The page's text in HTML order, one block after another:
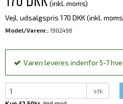
(inkl. moms)
Vejl. udsalgspris 170 DKK(inkl.
Model/Varenr.: 1902496
Varen leveres indenfor 5-7
stk